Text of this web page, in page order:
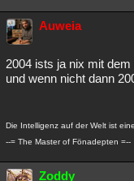
Lesenswert
Auweia
2004 ists ja nix mit
und wenn nicht dann
Die Intelligenz auf der Welt ist
--= The Master of Fönadepten =--
Zoddy